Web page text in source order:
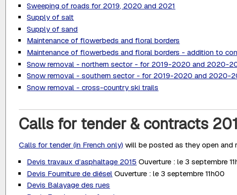
Sweeping of roads for 2019, 2020 and 2021
Supply of salt
Supply of sand
Maintenance of flowerbeds and floral borders
Maintenance of flowerbeds and floral borders - addition to
Snow removal - northern sector - for 2019-2020 and 2020-
Snow removal - southern sector - for 2019-2020 and 2020-
Snow removal - cross-country ski trails
Calls for tender & contracts
Calls for tender (in French only) will be posted as they open and
Devis travaux d’asphaltage 2015 Ouverture : le 3 septembre
Devis Fourniture de diésel Ouverture : le 3 septembre 11h00
Devis Balayage des rues